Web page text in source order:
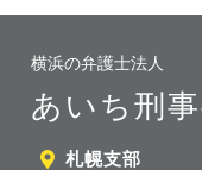
横浜の弁護士法人
あいち刑
札幌支部